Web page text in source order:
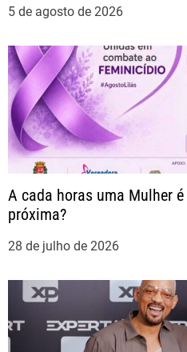
e
P
o
t
5 de agosto de 2026
A cada horas uma Mulher
próxima?
28 de julho de 2026